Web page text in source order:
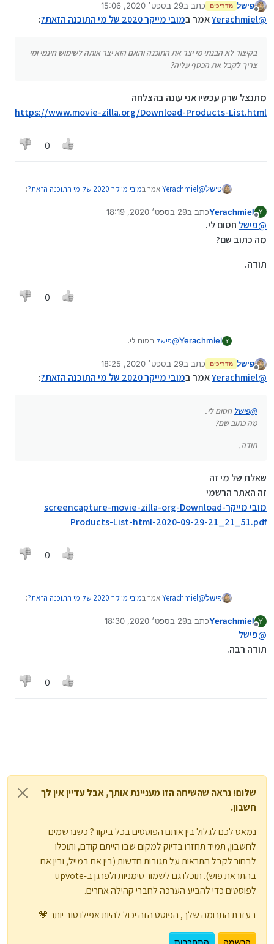
מנותק
פישל מדריכים כתב ב29 בספט׳ 2020, 15:06
נערך לאחרונה על ידי
@
Yerachmielאמר במובי מייקר 2020 של מי התוכנה הזאת? :
בקיצור לא הבנתי מי יצר את התוכנה והאם הוא יצר אותה לשימוש חינמי ומי
צריך לקבל את הכסף עליה?
מתנצל שרק עכשיו אני עונה בהצלחה
https://www.movie-zilla.org/Download-Products-List.html
0
פישל@
Yerachmielאמר במובי מייקר 2020 של מי התוכנה הזאת? :
Y
מנותק
Yerachmielכתב ב29 בספט׳ 2020, 18:19
נערך לאחרונה על ידי
@פישל חסום לי.
מה כתוב שם?
תודה.
0
Y
Yerachmiel
@פישל חסום לי.
תודה.
מנותק
פישל מדריכים כתב ב29 בספט׳ 2020, 18:25
נערך לאחרונה על ידי
@
Yerachmielאמר במובי מייקר 2020 של מי התוכנה הזאת? :
@פישל חסום לי.
מה כתוב שם?
תודה.
שאלת של מי זה
זה האתר הרשמי
מובי מייקרscreencapture-movie-zilla-org-Download-
Products-List-html-2020-09-29-21_21_51.pdf
0
פישל@
Yerachmielאמר במובי מייקר 2020 של מי התוכנה הזאת? :
מובי מייקרscreencapture-movie-zilla-org-Download-
Products-List-html-2020-09-29-21_21_51.pdf
Y
מנותק
Yerachmielכתב ב29 בספט׳ 2020, 18:30
נערך לאחרונה על ידי
@פישל
תודה רבה.
0
שלום! נראה שהשיחה הזו מעניינת אותך, אבל עדיין אין לך
חשבון.
נמאס לכם לגלול בין אותם הפוסטים בכל ביקור? כשנרשמים
לחשבון, תמיד תחזרו בדיוק למקום שבו הייתם קודם, ותוכלו
לבחור לקבל התראות על תגובות חדשות (בין אם במייל, ובין אם
בהתראת פוש). תוכלו גם לשמור סימניות ולפרגן ב-upvote
לפוסטים כדי להביע הערכה לחברי קהילה אחרים.
בעזרת התרומה שלך, הפוסט הזה יכול להיות אפילו טוב יותר 💗
הרשמה התחברות